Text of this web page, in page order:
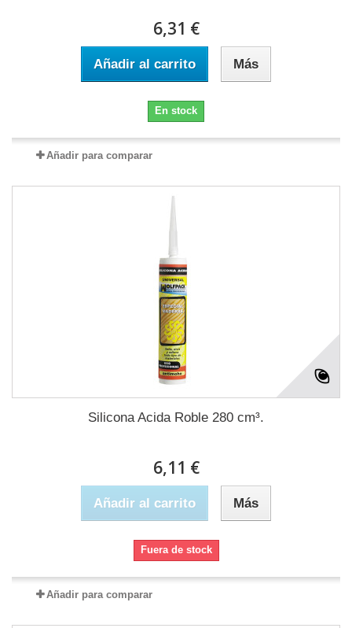
6,31 €
Añadir al carrito Más
En stock
Añadir para comparar
Silicona Acida Roble 280 cm³.
6,11 €
Añadir al carrito Más
Fuera de stock
Añadir para comparar